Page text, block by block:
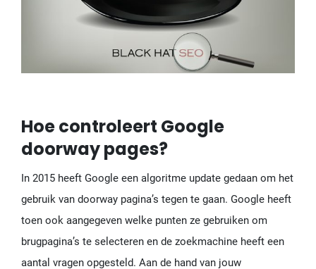
Hoe controleert Google
doorway pages?
In 2015 heeft Google een algoritme update gedaan om het
gebruik van doorway pagina’s tegen te gaan. Google heeft
toen ook aangegeven welke punten ze gebruiken om
brugpagina’s te selecteren en de zoekmachine heeft een
aantal vragen opgesteld. Aan de hand van jouw